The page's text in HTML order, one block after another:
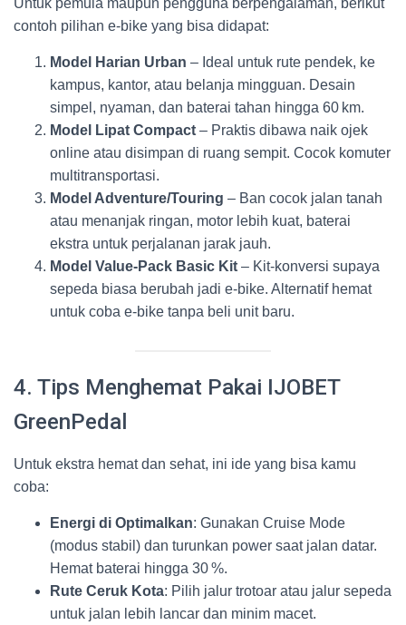
Untuk pemula maupun pengguna berpengalaman, berikut
contoh pilihan e‑bike yang bisa didapat:
Model Harian Urban – Ideal untuk rute pendek, ke
kampus, kantor, atau belanja mingguan. Desain
simpel, nyaman, dan baterai tahan hingga 60 km.
Model Lipat Compact – Praktis dibawa naik ojek
online atau disimpan di ruang sempit. Cocok komuter
multitransportasi.
Model Adventure/Touring – Ban cocok jalan tanah
atau menanjak ringan, motor lebih kuat, baterai
ekstra untuk perjalanan jarak jauh.
Model Value‑Pack Basic Kit – Kit-konversi supaya
sepeda biasa berubah jadi e‑bike. Alternatif hemat
untuk coba e‑bike tanpa beli unit baru.
4. Tips Menghemat Pakai IJOBET
GreenPedal
Untuk ekstra hemat dan sehat, ini ide yang bisa kamu
coba:
Energi di Optimalkan: Gunakan Cruise Mode
(modus stabil) dan turunkan power saat jalan datar.
Hemat baterai hingga 30 %.
Rute Ceruk Kota: Pilih jalur trotoar atau jalur sepeda
untuk jalan lebih lancar dan minim macet.